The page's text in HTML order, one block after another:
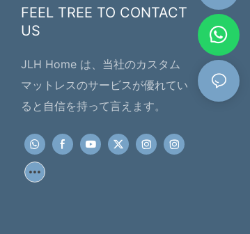
FEEL TREE TO CONTACT
US
JLH Home は、当社のカスタム
マットレスのサービスが優れてい
ると自信を持って言えます。